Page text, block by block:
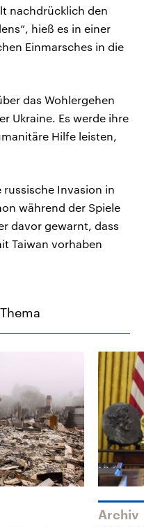
nachdrücklich den
hieß es in einer
Einmarsches in die
das Wohlergehen
Ukraine. Es werde ihre
Hilfe leisten,
russische Invasion in
während der Spiele
davor gewarnt, dass
Taiwan vorhaben
Archiv